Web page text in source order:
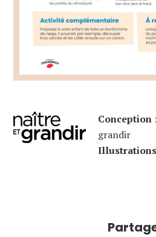
Conception
grandir